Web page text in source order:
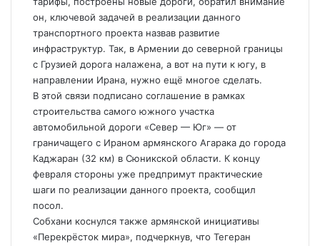
он, ключевой задачей в реализации данного
транспортного проекта назвав развитие
инфраструктур. Так, в Армении до северной границы
с Грузией дорога налажена, а вот на пути к югу, в
направлении Ирана, нужно ещë многое сделать.
В этой связи подписано соглашение в рамках
строительства самого южного участка
автомобильной дороги «Север — Юг» — от
граничащего с Ираном армянского Агарака до города
Каджаран (32 км) в Сюникской области. К концу
февраля стороны уже предпримут практические
шаги по реализации данного проекта, сообщил
посол.
Собхани коснулся также армянской инициативы
«Перекрëсток мира», подчеркнув, что Тегеран